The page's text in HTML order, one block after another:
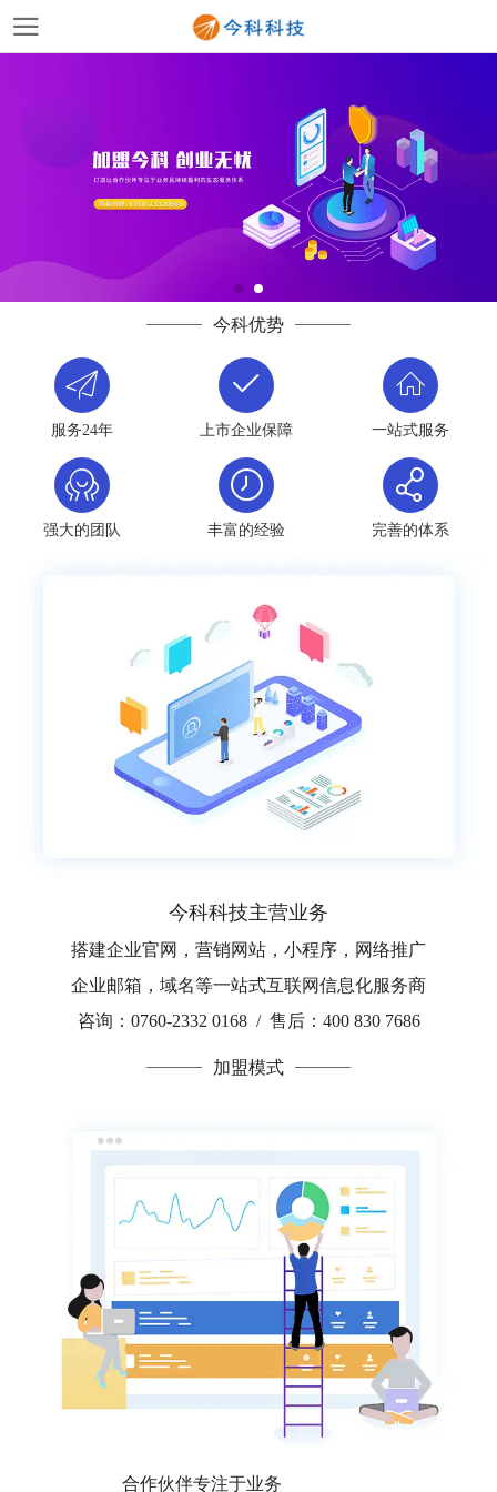
今科优势
服务24年 上市企业保障 一站式服务
强大的团队 丰富的经验 完善的体系
今科科技主营业务
搭建企业官网，营销网站，小程序，网络推广
企业邮箱，域名等一站式互联网信息化服务商
咨询：0760-2332 0168 / 售后：400 830 7686
加盟模式
合作伙伴专注于业务